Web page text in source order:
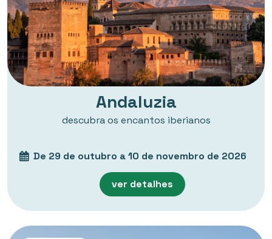
Andaluzia
descubra os encantos iberianos
De 29 de outubro a 10 de novembro de 2026
ver detalhes